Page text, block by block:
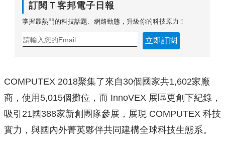
訂閱Ｔ客邦電子日報
掌握最熱門的科技話題、網路動態，升級你的科技原力！
立即訂閱
COMPUTEX 2018聚集了來自30個國家共1,602家廠
商，使用5,015個攤位，而 InnoVEX 展區更創下紀錄，
吸引21國388家新創團隊參展，展現 COMPUTEX 科技
實力，與國內外菁英夥伴共同建構全球科技生態系。